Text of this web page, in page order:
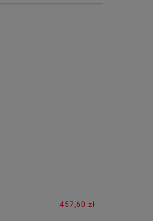
457,60 zł